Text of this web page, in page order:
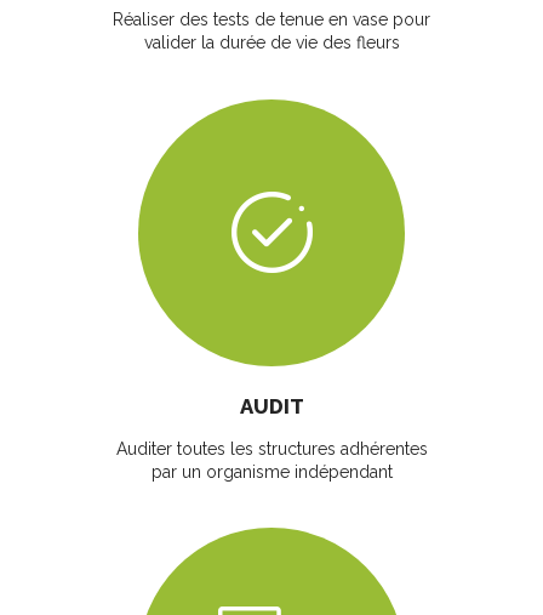
Réaliser des tests de tenue en vase pour
valider la durée de vie des fleurs
AUDIT
Auditer toutes les structures adhérentes
par un organisme indépendant